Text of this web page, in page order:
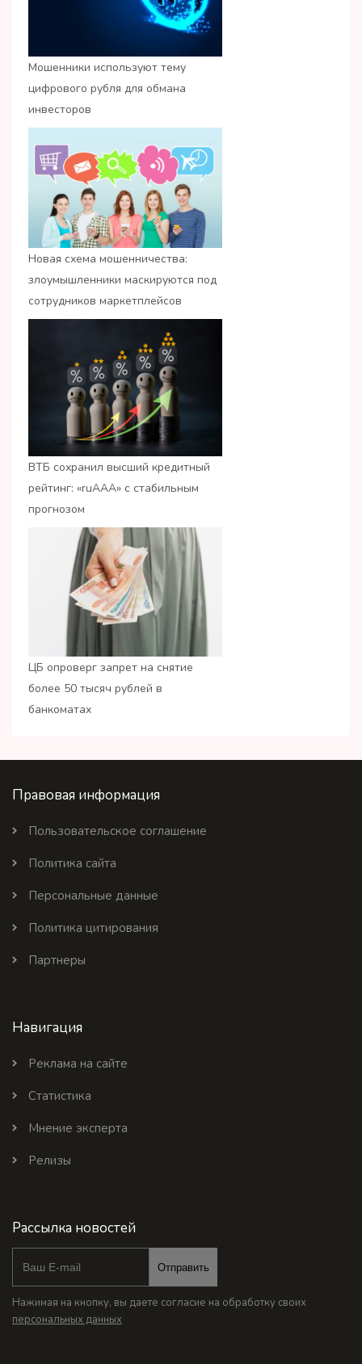
Мошенники используют тему
цифрового рубля для обмана
инвесторов
Новая схема мошенничества:
злоумышленники маскируются под
сотрудников маркетплейсов
ВТБ сохранил высший кредитный
рейтинг: «ruАAA» с стабильным
прогнозом
ЦБ опроверг запрет на снятие
более 50 тысяч рублей в
банкоматах
Правовая информация
Пользовательское соглашение
Политика сайта
Персональные данные
Политика цитирования
Партнеры
Навигация
Реклама на сайте
Статистика
Мнение эксперта
Релизы
Рассылка новостей
Отправить
Нажимая на кнопку, вы даете согласие на обработку своих
персональных данных